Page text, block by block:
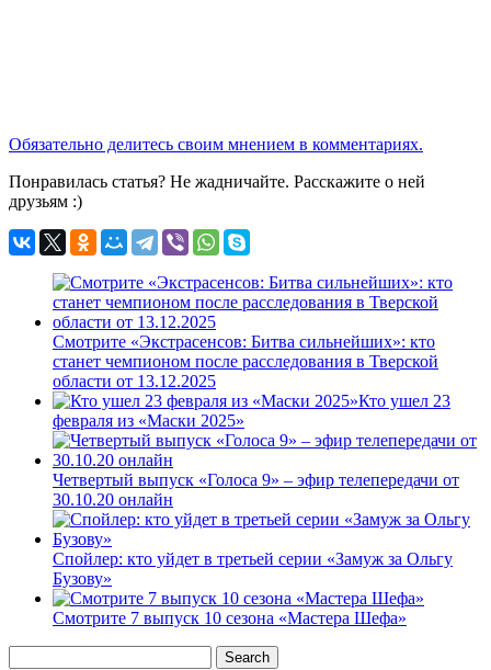
Обязательно делитесь своим мнением в комментариях.
Понравилась статья? Не жадничайте. Расскажите о ней
друзьям :)
Смотрите «Экстрасенсов: Битва сильнейших»: кто
станет чемпионом после расследования в Тверской
области от 13.12.2025
Кто ушел 23
февраля из «Маски 2025»
Четвертый выпуск «Голоса 9» – эфир телепередачи от
30.10.20 онлайн
Спойлер: кто уйдет в третьей серии «Замуж за Ольгу
Бузову»
Смотрите 7 выпуск 10 сезона «Мастера Шефа»